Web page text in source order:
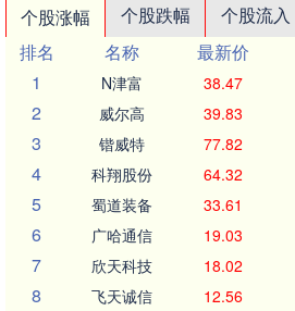
个股涨幅 个股跌幅 个股流入
排名
名称 最新价
1
N津富 38.47
2 威尔高 39.83
3 锴威特 77.82
4 科翔股份 64.32
5 蜀道装备 33.61
6 广哈通信 19.03
7 欣天科技 18.02
8 飞天诚信 12.56